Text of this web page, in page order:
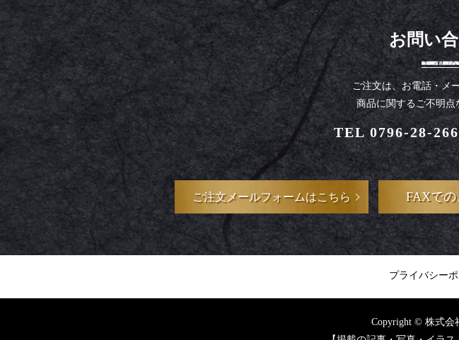
お問い
ご注文は、お電話・メ
商品に関するご不明
TEL 0796-28-
ご注文メールフォームはこちら FAXで
プライバシー
Copyright © 株式会